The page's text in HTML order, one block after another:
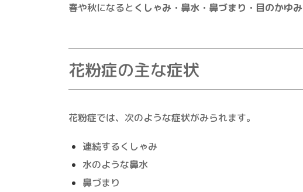
春や秋になるとくしゃみ・鼻水・鼻づまり・目のかゆみ
花粉症の主な症状
花粉症では、次のような症状がみられます。
連続するくしゃみ
水のような鼻水
鼻づまり